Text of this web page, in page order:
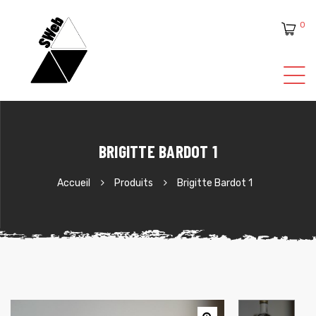
0
BRIGITTE BARDOT 1
Accueil Produits Brigitte Bardot 1